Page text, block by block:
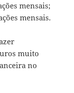
mensais;
mensais.
muito
no